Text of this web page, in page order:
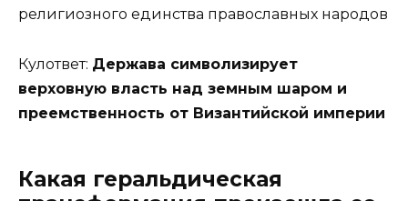
религиозного единства православных народов
Кулответ: Держава символизирует
верховную власть над земным шаром и
преемственность от Византийской империи
Какая геральдическая